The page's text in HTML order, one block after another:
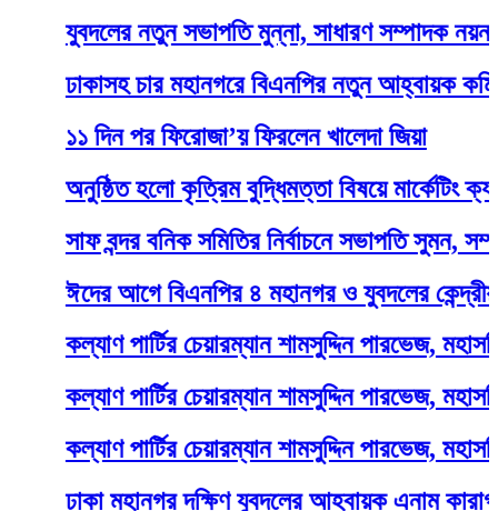
যুবদলের নতুন সভাপতি মুন্না, সাধারণ সম্পাদক নয়ন
ঢাকাসহ চার মহানগরে বিএনপির নতুন আহ্বায়ক কমিটি
১১ দিন পর ফিরোজা’য় ফিরলেন খালেদা জিয়া
অনুষ্ঠিত হলো কৃত্রিম বুদ্ধিমত্তা বিষয়ে মার্কেটিং ক্যাফের
সাফ বন্দর বনিক সমিতির নির্বাচনে সভাপতি সুমন, সম্পাদক
ঈদের আগে বিএনপির ৪ মহানগর ও যুবদলের কেন্দ্রীয়
কল্যাণ পার্টির চেয়ারম্যান শামসুদ্দিন পারভেজ, মহাসচিব
কল্যাণ পার্টির চেয়ারম্যান শামসুদ্দিন পারভেজ, মহাসচিব
কল্যাণ পার্টির চেয়ারম্যান শামসুদ্দিন পারভেজ, মহাসচিব
ঢাকা মহানগর দক্ষিণ যুবদলের আহবায়ক এনাম কারাগারে